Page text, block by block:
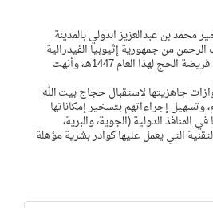
محمد بن عبدالعزيز الدولي بالمدينة
من جمهورية إثيوبيا الفيدرالية
الديمقراطية القادمين لأداء فريضة الحج لهذا العام 1447هـ، وأنهت
جاهزيتها لاستقبال حجاج بيت الله
وتسهيل إجراءاتهم بتسخير إمكاناتها
الدولية (الجوية، والبرية،
التي يعمل عليها كوادر بشرية مؤهلة